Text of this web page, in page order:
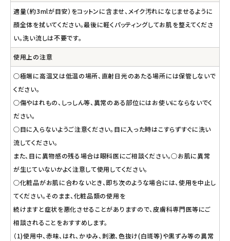
適量（約3mlが目安）をコットンに含ませ、メイク汚れになじませるように
顔全体を拭いてください。最後に軽くパッティングしてお肌を整えてくださ
い。洗い流しは不要です。
使用上の注意
○極端に高温又は低温の場所、直射日光のあたる場所には保管しないで
ください。
○傷やはれもの、しっしん等、異常のある部位にはお使いにならないでく
ださい。
○目に入らないようご注意ください。目に入った時はこすらずすぐに洗い
流してください。
また、目に異物感の残る場合は眼科医にご相談ください。○お肌に異常
が生じていないかよく注意して使用してください。
○化粧品がお肌に合わないとき、即ち次のような場合には、使用を中止し
てください。そのまま、化粧品類の使用を
続けますと症状を悪化させることがありますので、皮膚科専門医等にご
相談されることをおすすめします。
（1)使用中、赤味、はれ、かゆみ、刺激、色抜け(白斑等)や黒ずみ等の異常